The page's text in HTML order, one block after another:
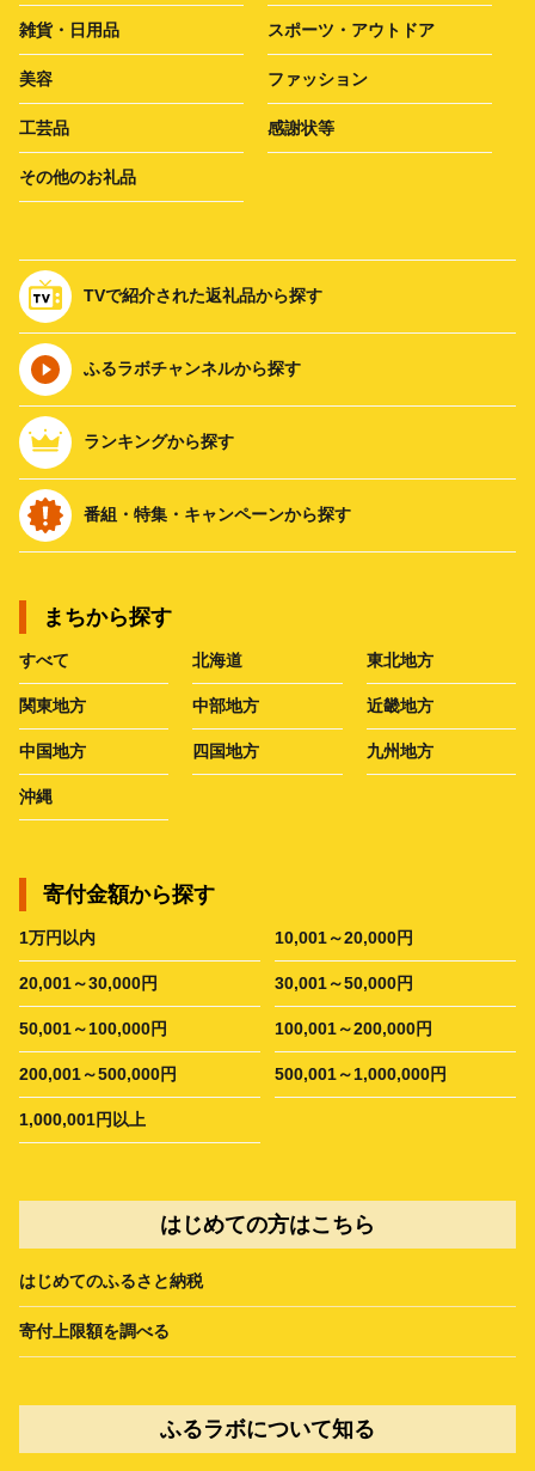
雑貨・日用品 スポーツ・アウトドア
美容 ファッション
工芸品 感謝状等
その他のお礼品
TVで紹介された返礼品から探す
ふるラボチャンネルから探す
ランキングから探す
番組・特集・キャンペーンから探す
まちから探す
すべて 北海道 東北地方
関東地方 中部地方 近畿地方
中国地方 四国地方 九州地方
沖縄
寄付金額から探す
1万円以内 10,001～20,000円
20,001～30,000円 30,001～50,000円
50,001～100,000円 100,001～200,000円
200,001～500,000円 500,001～1,000,000円
1,000,001円以上
はじめての方はこちら
はじめてのふるさと納税
寄付上限額を調べる
ふるラボについて知る